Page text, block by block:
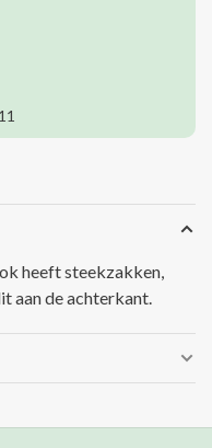
heeft steekzakken,
aan de achterkant.